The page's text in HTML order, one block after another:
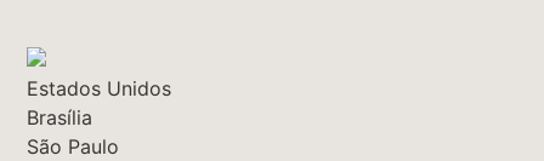
Estados Unidos
Brasília
São Paulo